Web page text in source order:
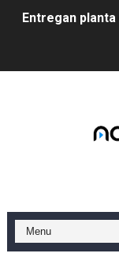
Entregan
Campo Elías
Venezuela